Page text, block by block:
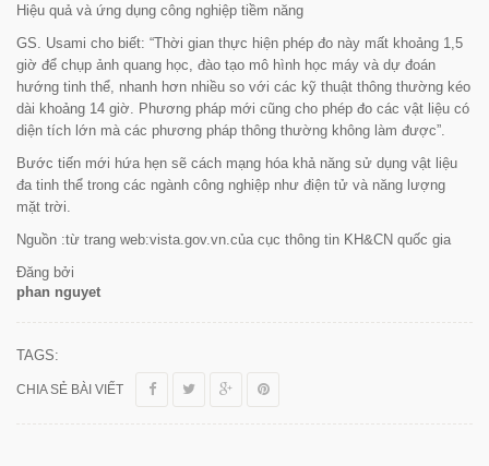
Hiệu quả và ứng dụng công nghiệp tiềm năng
GS. Usami cho biết: “Thời gian thực hiện phép đo này mất khoảng 1,5
giờ để chụp ảnh quang học, đào tạo mô hình học máy và dự đoán
hướng tinh thể, nhanh hơn nhiều so với các kỹ thuật thông thường kéo
dài khoảng 14 giờ. Phương pháp mới cũng cho phép đo các vật liệu có
diện tích lớn mà các phương pháp thông thường không làm được”.
Bước tiến mới hứa hẹn sẽ cách mạng hóa khả năng sử dụng vật liệu
đa tinh thể trong các ngành công nghiệp như điện tử và năng lượng
mặt trời.
Nguồn :từ trang web:vista.gov.vn.của cục thông tin KH&CN quốc gia
Đăng bởi
phan nguyet
TAGS:
CHIA SẺ BÀI VIẾT